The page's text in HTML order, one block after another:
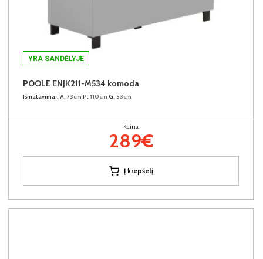
YRA SANDĖLYJE
POOLE ENJK211-M534 komoda
Išmatavimai: A: 73cm P: 110cm G: 53cm
Kaina:
289€
Į krepšelį